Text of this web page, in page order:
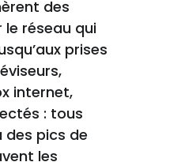
des
réseau qui
prises
internet,
: tous
des pics de
les